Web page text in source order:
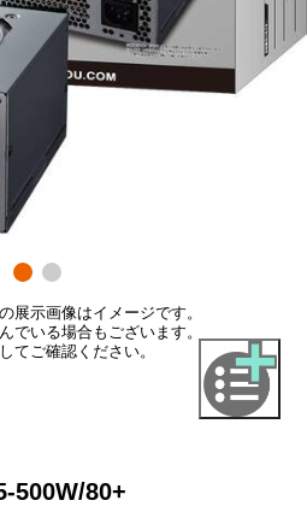
展示画像はイメージです。
でいる場合もございます。
てご確認ください。
500W/80+